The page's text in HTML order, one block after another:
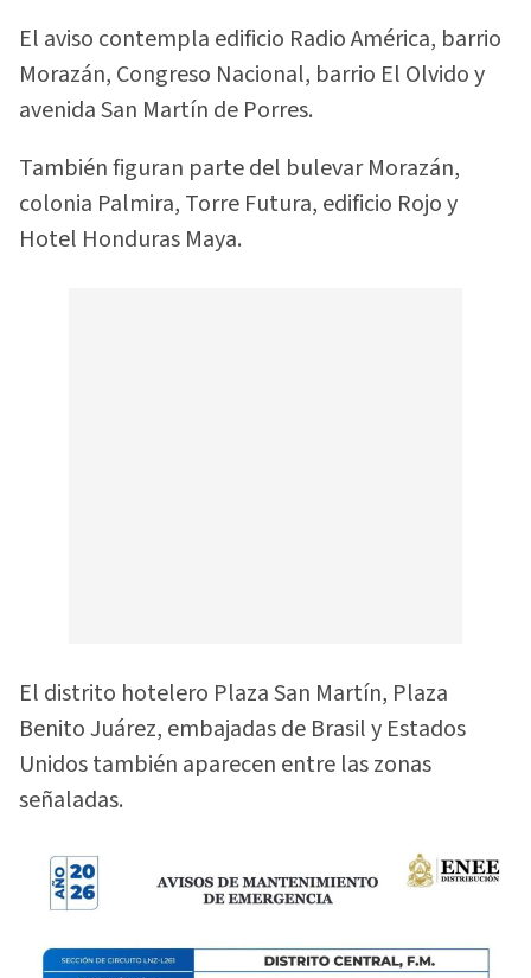
El aviso contempla edificio Radio América, barrio
Morazán, Congreso Nacional, barrio El Olvido y
avenida San Martín de Porres.
También figuran parte del bulevar Morazán,
colonia Palmira, Torre Futura, edificio Rojo y
Hotel Honduras Maya.
El distrito hotelero Plaza San Martín, Plaza
Benito Juárez, embajadas de Brasil y Estados
Unidos también aparecen entre las zonas
señaladas.